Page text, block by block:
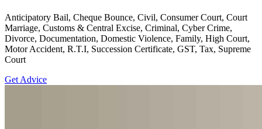
Anticipatory Bail, Cheque Bounce, Civil, Consumer Court, Court
Marriage, Customs & Central Excise, Criminal, Cyber Crime,
Divorce, Documentation, Domestic Violence, Family, High Court,
Motor Accident, R.T.I, Succession Certificate, GST, Tax, Supreme
Court
Get Advice